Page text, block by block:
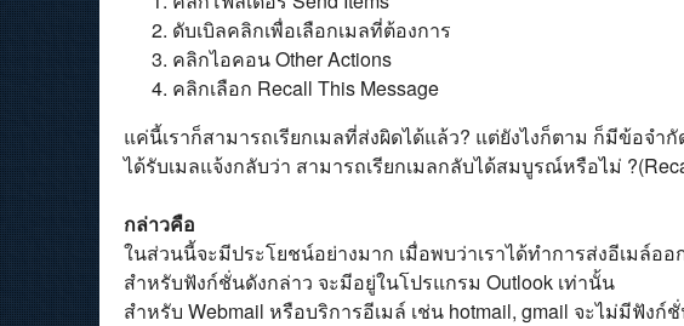
ดับเบิลคลิกเพื่อเลือกเมลที่ต้องการ
คลิกไอคอน Other Actions
คลิกเลือก Recall This Message
แค่นี้เราก็สามารถเรียกเมลที่ส่งผิดได้แล้ว? แต่ยังไงก็ตาม ก็มีข้อจำ
ได้รับเมลแจ้งกลับว่า สามารถเรียกเมลกลับได้สมบูรณ์หรือไม่
กล่าวคือ
ในส่วนนี้จะมีประโยชน์อย่างมาก เมื่อพบว่าเราได้ทำการส่งอีเมล์อ
สำหรับฟังก์ชั่นดังกล่าว จะมีอยู่ในโปรแกรม Outlook เท่านั้น
สำหรับ Webmail หรือบริการอีเมล์ เช่น hotmail, gmail จะไม่มีฟัง